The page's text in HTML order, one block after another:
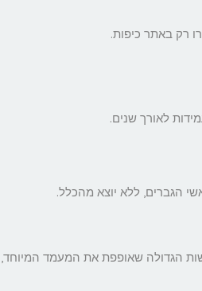
רק באתר כיפות.
לאורך שנים.
הגברים, ללא יוצא מהכלל.
הגדולה שאופפת את המעמד